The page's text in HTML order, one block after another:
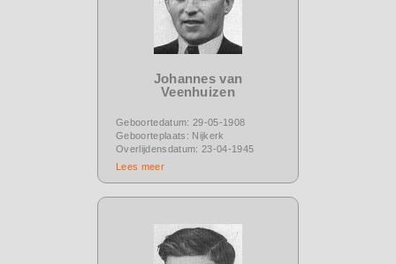
Johannes van
Veenhuizen
Geboortedatum: 29-05-1908
Geboorteplaats: Nijkerk
Overlijdensdatum: 23-04-1945
Lees meer